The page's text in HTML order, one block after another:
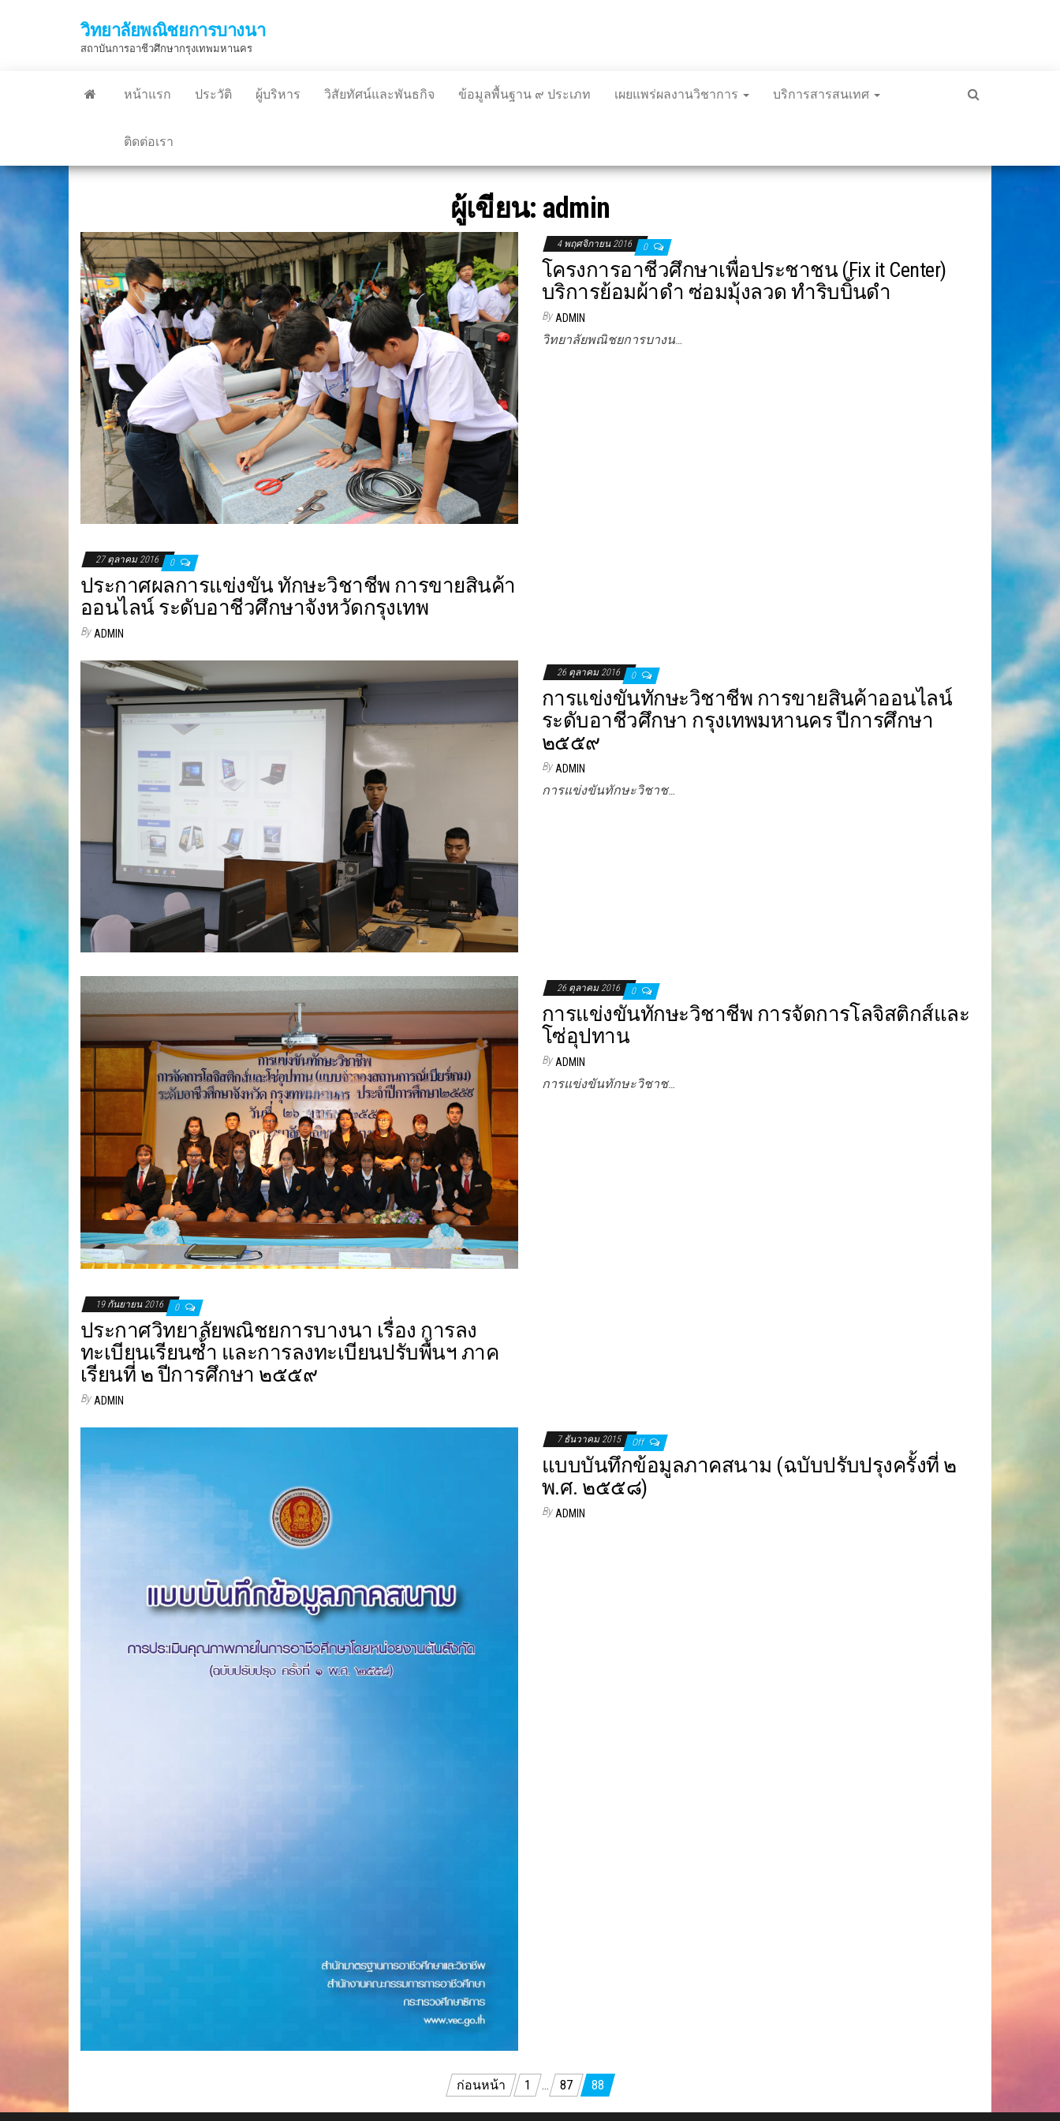
วิทยาลัยพณิชยการบางนา
สถาบันการอาชีวศึกษากรุงเทพมหานคร
หน้าแรก ประวัติ ผู้บริหาร วิสัยทัศน์และพันธกิจ ข้อมูลพื้นฐาน ๙ ประเภท เผยแพร่ผลงานวิชาการ บริการสารสนเทศ
ติดต่อเรา
ผู้เขียน: admin
4 พฤศจิกายน 2016 0
โครงการอาชีวศึกษาเพื่อประชาชน (Fix it Center)
บริการย้อมผ้าดำ ซ่อมมุ้งลวด ทำริบบิ้นดำ
By ADMIN
วิทยาลัยพณิชยการบางน…
27 ตุลาคม 2016 0
ประกาศผลการแข่งขัน ทักษะวิชาชีพ การขายสินค้า
ออนไลน์ ระดับอาชีวศึกษาจังหวัดกรุงเทพ
By ADMIN
26 ตุลาคม 2016 0
การแข่งขันทักษะวิชาชีพ การขายสินค้าออนไลน์
ระดับอาชีวศึกษา กรุงเทพมหานคร ปีการศึกษา
๒๕๕๙
By ADMIN
การแข่งขันทักษะวิชาช…
26 ตุลาคม 2016 0
การแข่งขันทักษะวิชาชีพ การจัดการโลจิสติกส์และ
โซ่อุปทาน
By ADMIN
การแข่งขันทักษะวิชาช…
19 กันยายน 2016 0
ประกาศวิทยาลัยพณิชยการบางนา เรื่อง การลง
ทะเบียนเรียนซ้ำ และการลงทะเบียนปรับพื้นฯ ภาค
เรียนที่ ๒ ปีการศึกษา ๒๕๕๙
By ADMIN
7 ธันวาคม 2015 Off
แบบบันทึกข้อมูลภาคสนาม (ฉบับปรับปรุงครั้งที่ ๒
พ.ศ. ๒๕๕๘)
By ADMIN
เรื่อง
ก่อนหน้า 1 … 87 88